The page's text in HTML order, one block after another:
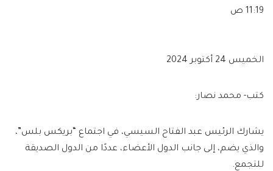
11:19 ص
الخميس 24 أكتوبر 2024
كتب- محمد نصار:
يشارك الرئيس عبد الفتاح السيسي، في اجتماع “بريكس بلس”،
والذي يضم، إلى جانب الدول الأعضاء، عددًا من الدول الصديقة
للتجمع.